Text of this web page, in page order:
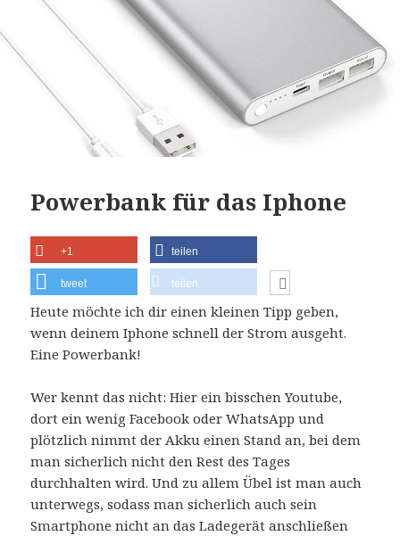
Powerbank für das Iphone
+1 teilen
tweet teilen
Heute möchte ich dir einen kleinen Tipp geben,
wenn deinem Iphone schnell der Strom ausgeht.
Eine Powerbank!
Wer kennt das nicht: Hier ein bisschen Youtube,
dort ein wenig Facebook oder WhatsApp und
plötzlich nimmt der Akku einen Stand an, bei dem
man sicherlich nicht den Rest des Tages
durchhalten wird. Und zu allem Übel ist man auch
unterwegs, sodass man sicherlich auch sein
Smartphone nicht an das Ladegerät anschließen